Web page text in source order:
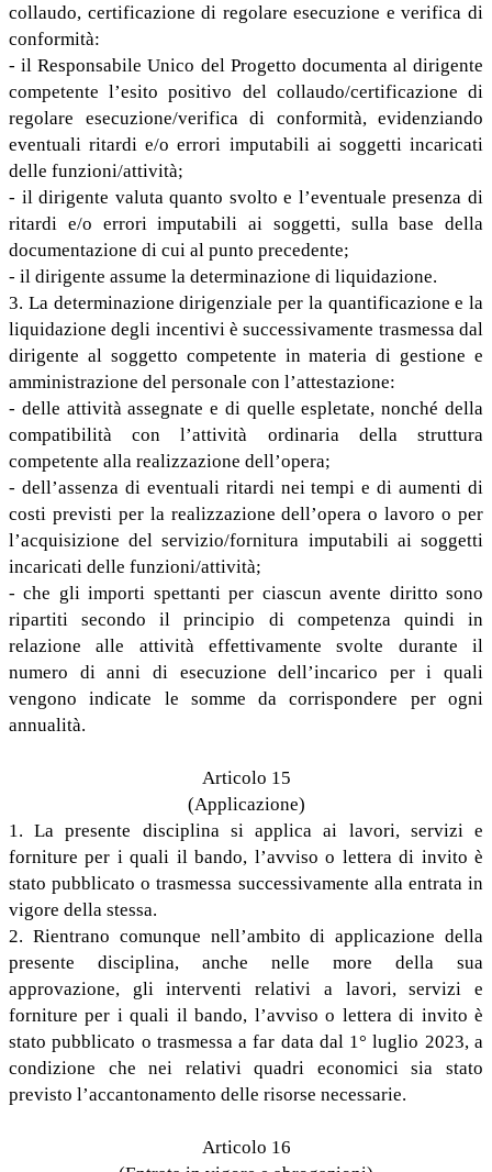
collaudo, certificazione di regolare esecuzione e verifica di
conformità:
- il Responsabile Unico del Progetto documenta al dirigente
competente l’esito positivo del collaudo/certificazione di
regolare esecuzione/verifica di conformità, evidenziando
eventuali ritardi e/o errori imputabili ai soggetti incaricati
delle funzioni/attività;
- il dirigente valuta quanto svolto e l’eventuale presenza di
ritardi e/o errori imputabili ai soggetti, sulla base della
documentazione di cui al punto precedente;
- il dirigente assume la determinazione di liquidazione.
3. La determinazione dirigenziale per la quantificazione e la
liquidazione degli incentivi è successivamente trasmessa dal
dirigente al soggetto competente in materia di gestione e
amministrazione del personale con l’attestazione:
- delle attività assegnate e di quelle espletate, nonché della
compatibilità con l’attività ordinaria della struttura
competente alla realizzazione dell’opera;
- dell’assenza di eventuali ritardi nei tempi e di aumenti di
costi previsti per la realizzazione dell’opera o lavoro o per
l’acquisizione del servizio/fornitura imputabili ai soggetti
incaricati delle funzioni/attività;
- che gli importi spettanti per ciascun avente diritto sono
ripartiti secondo il principio di competenza quindi in
relazione alle attività effettivamente svolte durante il
numero di anni di esecuzione dell’incarico per i quali
vengono indicate le somme da corrispondere per ogni
annualità.
Articolo 15
(Applicazione)
1. La presente disciplina si applica ai lavori, servizi e
forniture per i quali il bando, l’avviso o lettera di invito è
stato pubblicato o trasmessa successivamente alla entrata in
vigore della stessa.
2. Rientrano comunque nell’ambito di applicazione della
presente disciplina, anche nelle more della sua
approvazione, gli interventi relativi a lavori, servizi e
forniture per i quali il bando, l’avviso o lettera di invito è
stato pubblicato o trasmessa a far data dal 1° luglio 2023, a
condizione che nei relativi quadri economici sia stato
previsto l’accantonamento delle risorse necessarie.
Articolo 16